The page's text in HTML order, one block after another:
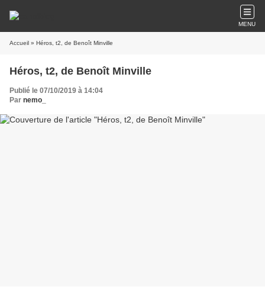
MENU
Accueil » Héros, t2, de Benoît Minville
Héros, t2, de Benoît Minville
Publié le 07/10/2019 à 14:04
Par nemo_